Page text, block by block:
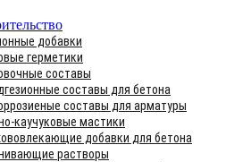
добавки
герметики
составы
составы для бетона
составы для арматуры
каучуковые мастики
добавки для бетона
растворы